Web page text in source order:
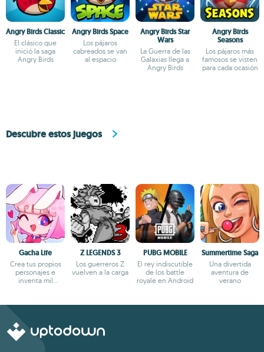
Angry Birds Classic
El clásico que
inició la saga
Angry Birds
Angry Birds Space
Los pájaros
cabreados se van
al espacio
Angry Birds Star
Wars
La Guerra de las
Galaxias llega a
Angry Birds
Angry Birds
Seasons
Los pájaros más
famosos se visten
para cada ocasión
Descubre estos juegos
Gacha Life
Crea tus propios
personajes e
inventa mil
Z LEGENDS 3
Los guerreros Z
vuelven a la carga
PUBG MOBILE
El rey indiscutible
de los battle
royale en Android
Summertime Saga
Una divertida
aventura de
verano